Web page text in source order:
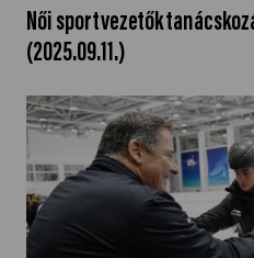
Női sportvezetők
(2025.09.11.)